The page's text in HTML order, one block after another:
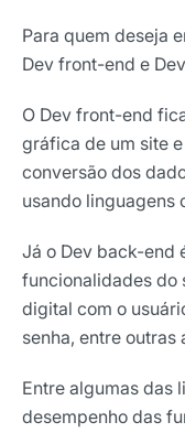
Para quem deseja
Dev front-end e
O Dev front-end
gráfica de um site
conversão dos
usando linguagens
Já o Dev back-end
funcionalidades do
digital com o
senha, entre
Entre algumas das
desempenho das